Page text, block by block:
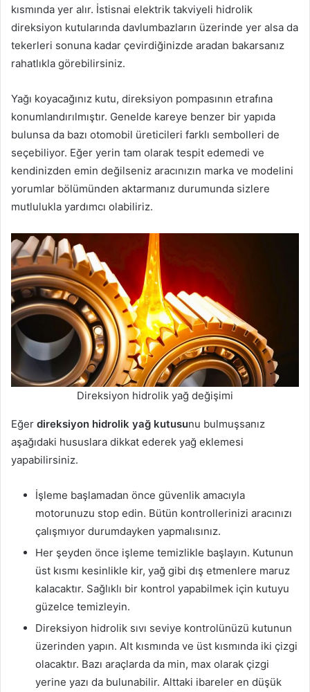
kısmında yer alır. İstisnai elektrik takviyeli hidrolik
direksiyon kutularında davlumbazların üzerinde yer alsa da
tekerleri sonuna kadar çevirdiğinizde aradan bakarsanız
rahatlıkla görebilirsiniz.
Yağı koyacağınız kutu, direksiyon pompasının etrafına
konumlandırılmıştır. Genelde kareye benzer bir yapıda
bulunsa da bazı otomobil üreticileri farklı sembolleri de
seçebiliyor. Eğer yerin tam olarak tespit edemedi ve
kendinizden emin değilseniz aracınızın marka ve modelini
yorumlar bölümünden aktarmanız durumunda sizlere
mutlulukla yardımcı olabiliriz.
Direksiyon hidrolik yağ değişimi
Eğer direksiyon hidrolik yağ kutusunu bulmuşsanız
aşağıdaki hususlara dikkat ederek yağ eklemesi
yapabilirsiniz.
İşleme başlamadan önce güvenlik amacıyla
motorunuzu stop edin. Bütün kontrollerinizi aracınızı
çalışmıyor durumdayken yapmalısınız.
Her şeyden önce işleme temizlikle başlayın. Kutunun
üst kısmı kesinlikle kir, yağ gibi dış etmenlere maruz
kalacaktır. Sağlıklı bir kontrol yapabilmek için kutuyu
güzelce temizleyin.
Direksiyon hidrolik sıvı seviye kontrolünüzü kutunun
üzerinden yapın. Alt kısmında ve üst kısmında iki çizgi
olacaktır. Bazı araçlarda da min, max olarak çizgi
yerine yazı da bulunabilir. Alttaki ibareler en düşük